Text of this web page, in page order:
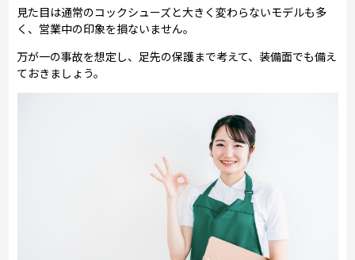
見た目は通常のコックシューズと大きく変わらないモデルも多
く、営業中の印象を損ないません。
万が一の事故を想定し、足先の保護まで考えて、装備面でも備え
ておきましょう。